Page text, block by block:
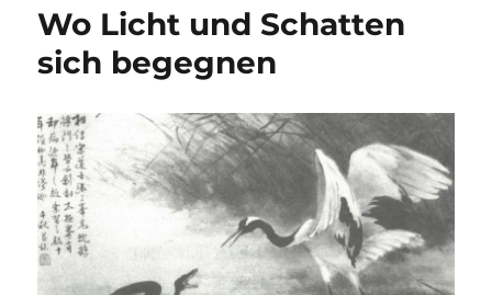
Wo Licht und Schatten
sich begegnen